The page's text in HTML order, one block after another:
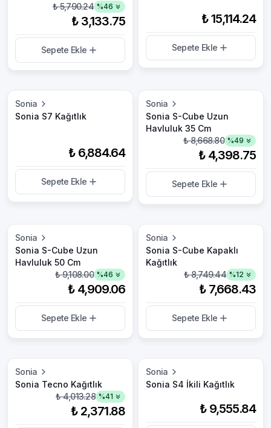
₺ 5,790.24 %46
₺ 3,133.75
Sepete Ekle
₺ 15,114.24
Sepete Ekle
Sonia
Sonia S7 Kağıtlık
₺ 6,884.64
Sepete Ekle
Sonia
Sonia S-Cube Uzun
Havluluk 35 Cm
₺ 8,668.80 %49
₺ 4,398.75
Sepete Ekle
Sonia
Sonia S-Cube Uzun
Havluluk 50 Cm
₺ 9,108.00 %46
₺ 4,909.06
Sepete Ekle
Sonia
Sonia S-Cube Kapaklı
Kağıtlık
₺ 8,749.44 %12
₺ 7,668.43
Sepete Ekle
Sonia
Sonia Tecno Kağıtlık
₺ 4,013.28 %41
₺ 2,371.88
Sonia
Sonia S4 İkili Kağıtlık
₺ 9,555.84